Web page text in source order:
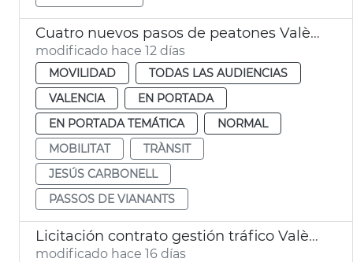
Cuatro nuevos pasos de peatones València
modificado hace 12 días
MOVILIDAD
TODAS LAS AUDIENCIAS
VALENCIA
EN PORTADA
EN PORTADA TEMÁTICA
NORMAL
MOBILITAT
TRÀNSIT
JESÚS CARBONELL
PASSOS DE VIANANTS
Licitación contrato gestión tráfico València
modificado hace 16 días